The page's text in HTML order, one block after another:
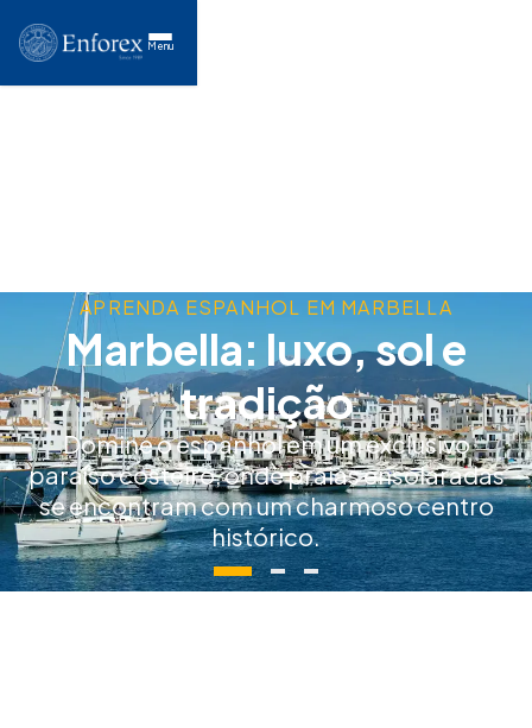
Menu
APRENDA ESPANHOL EM MARBELLA
Marbella: luxo, sol e
tradição
Domine o espanhol em um exclusivo
paraíso costeiro, onde praias ensolaradas
se encontram com um charmoso centro
histórico.